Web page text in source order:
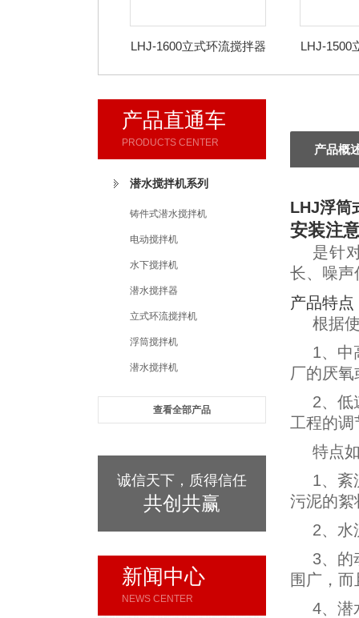
LHJ-1600立式环流搅拌器 LHJ-1500
产品直通车
PRODUCTS CENTER
潜水搅拌机系列
铸件式潜水搅拌机
电动搅拌机
水下搅拌机
潜水搅拌器
立式环流搅拌机
浮筒搅拌机
潜水搅拌机
查看全部产品
诚信天下，质得信任
共创共赢
新闻中心
NEWS CENTER
产品概
LHJ浮筒
安装注
是针
长、噪声
产品特点
根据
1、中
厂的厌
2、低
工程的
特点
1、紊
污泥的絮
2、水
3、的
围广，
4、潜